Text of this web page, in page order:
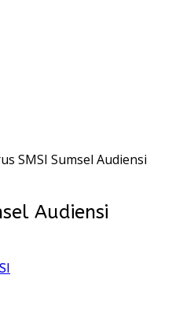
SMSI Sumsel Audiensi
Audiensi